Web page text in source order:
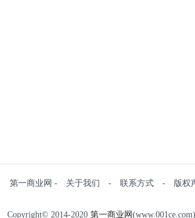
第一商业网 - 关于我们 - 联系方式 - 版权
Copyright© 2014-2020 第一商业网